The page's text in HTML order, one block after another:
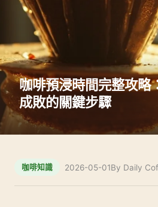
咖啡預浸時間完整攻略
成敗的關鍵步驟
咖啡知識 2026-05-01By Daily